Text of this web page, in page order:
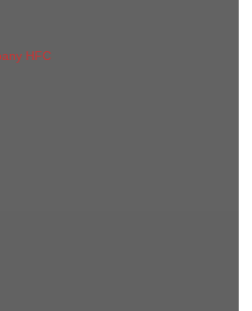
HFC